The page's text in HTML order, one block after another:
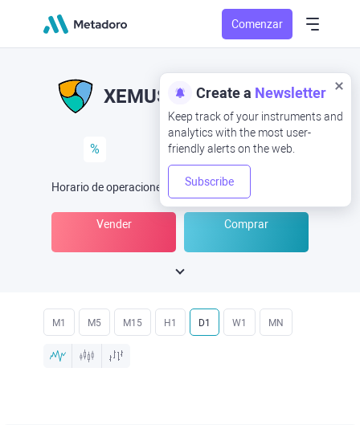
Comenzar
Create a Newsletter
Keep track of your instruments and
analytics with the most user-
friendly alerts on the web.
Subscribe
XEMUSD XEM/USD
%
Horario de operaciones (UTC) -Abrir ahora
Vender Comprar
M1 M5 M15 H1 D1 W1 MN